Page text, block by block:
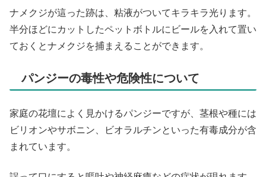
ナメクジが這った跡は、粘液がついてキラキラ光ります。
半分ほどにカットしたペットボトルにビールを入れて置い
ておくとナメクジを捕まえることができます。
パンジーの毒性や危険性について
家庭の花壇によく見かけるパンジーですが、茎根や種には
ビリオンやサボニン、ビオラルチンといった有毒成分が含
まれています。